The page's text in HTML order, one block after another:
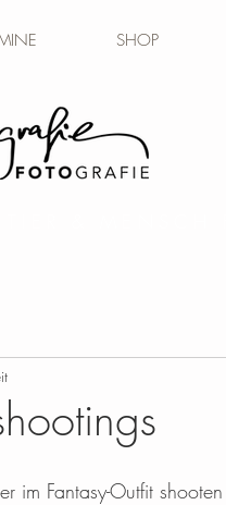
SHOP
im Fantasy-Outfit